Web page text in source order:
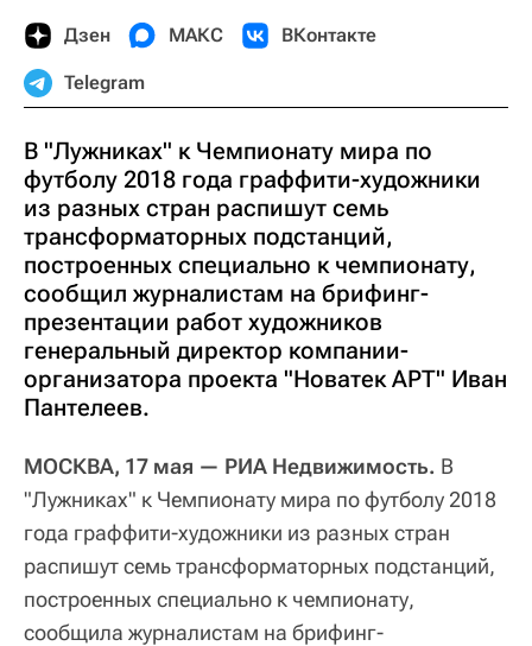
Дзен МАКС ВКонтакте
Telegram
В "Лужниках" к Чемпионату мира по
футболу 2018 года граффити-художники
из разных стран распишут семь
трансформаторных подстанций,
построенных специально к чемпионату,
сообщил журналистам на брифинг-
презентации работ художников
генеральный директор компании-
организатора проекта "Новатек АРТ" Иван
Пантелеев.
МОСКВА, 17 мая — РИА Недвижимость. В
"Лужниках" к Чемпионату мира по футболу 2018
года граффити-художники из разных стран
распишут семь трансформаторных подстанций,
построенных специально к чемпионату,
сообщила журналистам на брифинг-